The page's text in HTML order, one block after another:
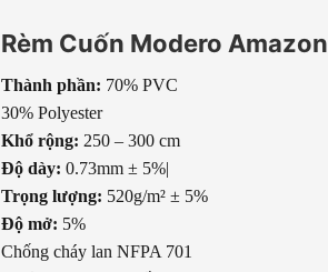
Rèm Cuốn Modero Amazon
Thành phần: 70% PVC
30% Polyester
Khổ rộng: 250 – 300 cm
Độ dày:0.73mm ± 5%|
Trọng lượng: 520g/m² ± 5%
Độ mở: 5%
Chống cháy lan NFPA 701